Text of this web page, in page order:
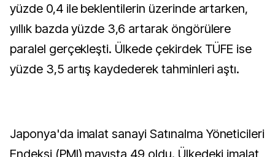
yüzde 0,4 ile beklentilerin üzerinde artarken,
yıllık bazda yüzde 3,6 artarak öngörülere
paralel gerçekleşti. Ülkede çekirdek TÜFE ise
yüzde 3,5 artış kaydederek tahminleri aştı.
Japonya'da imalat sanayi Satınalma Yöneticileri
Endeksi (PMI) mayısta 49 oldu. Ülkedeki imalat